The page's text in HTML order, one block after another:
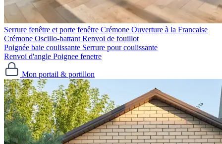
Serrure fenêtre et porte fenêtre
Crémone Ouverture à la Francaise
Crémone Oscillo-battant Renvoi de fouillot
Poignée baie coulissante Serrure pour coulissante
Renvoi d'angle Poignee fenetre
Mon portail & portillon